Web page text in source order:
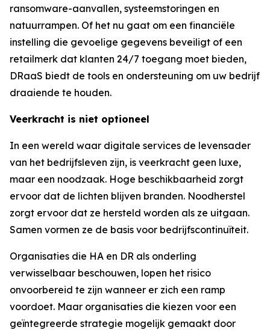
ransomware-aanvallen, systeemstoringen en
natuurrampen. Of het nu gaat om een financiële
instelling die gevoelige gegevens beveiligt of een
retailmerk dat klanten 24/7 toegang moet bieden,
DRaaS biedt de tools en ondersteuning om uw bedrijf
draaiende te houden.
Veerkracht is niet optioneel
In een wereld waar digitale services de levensader
van het bedrijfsleven zijn, is veerkracht geen luxe,
maar een noodzaak. Hoge beschikbaarheid zorgt
ervoor dat de lichten blijven branden. Noodherstel
zorgt ervoor dat ze hersteld worden als ze uitgaan.
Samen vormen ze de basis voor bedrijfscontinuïteit.
Organisaties die HA en DR als onderling
verwisselbaar beschouwen, lopen het risico
onvoorbereid te zijn wanneer er zich een ramp
voordoet. Maar organisaties die kiezen voor een
geïntegreerde strategie mogelijk gemaakt door